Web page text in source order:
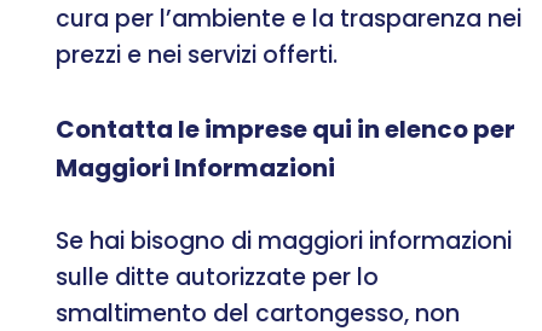
cura per l’ambiente e la trasparenza nei
prezzi e nei servizi offerti.
Contatta le imprese qui in elenco per
Maggiori Informazioni
Se hai bisogno di maggiori informazioni
sulle ditte autorizzate per lo
smaltimento del cartongesso, non